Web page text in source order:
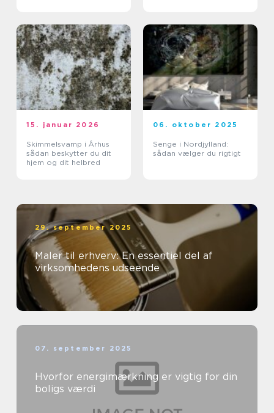
15. januar 2026
Skimmelsvamp i Århus
sådan beskytter du dit
hjem og dit helbred
06. oktober 2025
Senge i Nordjylland:
sådan vælger du rigtigt
29. september 2025
Maler til erhverv: En essentiel del af
virksomhedens udseende
07. september 2025
Hvorfor energimærkning er vigtig for din
boligs værdi